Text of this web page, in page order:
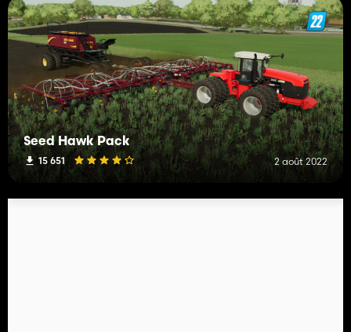
Seed Hawk Pack
15 651 2 août 2022